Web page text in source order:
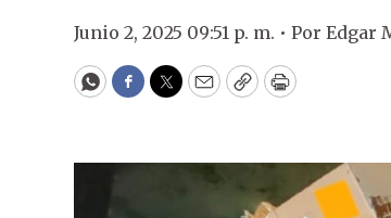
Junio 2, 2025 09:51 p. m. • Por Edgar
WhatsApp
Facebook
Twitter
EmailCopyPrint